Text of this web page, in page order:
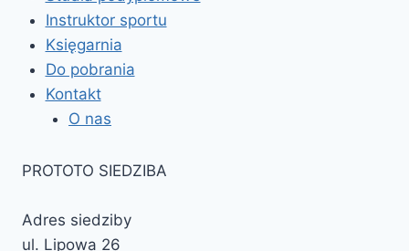
Instruktor sportu
Księgarnia
Do pobrania
Kontakt
O nas
PROTOTO SIEDZIBA
Adres siedziby
ul. Lipowa 26